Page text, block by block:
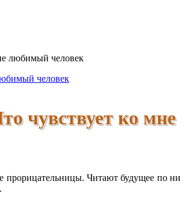
любимый человек
чувствует ко
прорицательницы. Читают будущее по